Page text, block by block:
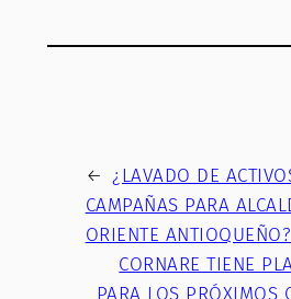
← ¿LAVADO DE
CAMPAÑAS PARA
ORIENTE ANTIOQUEÑO?
CORNARE TIENE